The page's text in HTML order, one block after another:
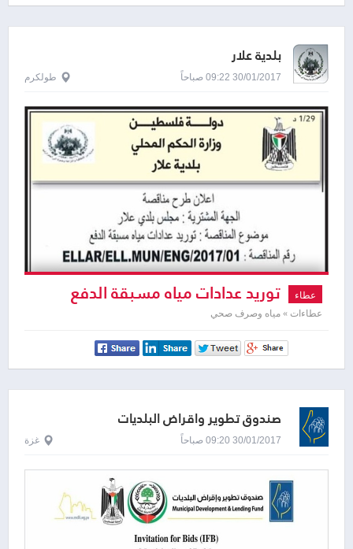
بلدية علار
30/01/2017 09:22 صباحاً طولكرم
عطاء توريد عدادات مياه مسبقة الدفع
عطاءات » مياه وصرف صحي
صندوق تطوير واقراض البلديات
30/01/2017 09:20 صباحاً غزة